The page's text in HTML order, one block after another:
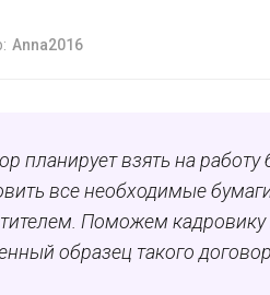
Anna2016
планирует взять на
все необходимые
Поможем кадровику
образец такого